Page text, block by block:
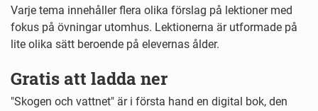
Varje tema innehåller flera olika förslag på lektioner med
fokus på övningar utomhus. Lektionerna är utformade på
lite olika sätt beroende på elevernas ålder.
Gratis att ladda ner
"Skogen och vattnet" är i första hand en digital bok, den